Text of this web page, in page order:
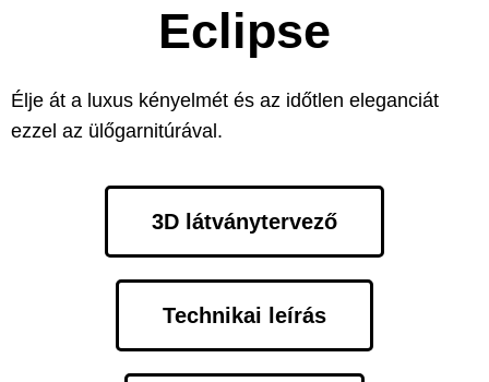
Eclipse
Élje át a luxus kényelmét és az időtlen eleganciát
ezzel az ülőgarnitúrával.
3D látványtervező
Technikai leírás